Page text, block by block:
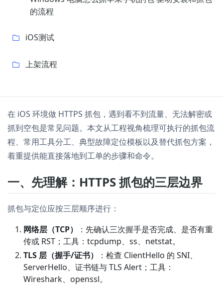
的流程
iOS测试
上架流程
在 iOS 环境做 HTTPS 抓包，遇到看不到流量、无法解密或
抓到空包是常见问题。本文从工程视角梳理可执行的抓包流
程、常用工具分工、典型故障定位模板以及替代抓包方案，
着重提供能直接落地到工单的步骤和命令。
一、先理解：HTTPS 抓包的三层边界
抓包与定位应按三层顺序进行：
网络层（TCP）
：先确认三次握手是否完成、是否有重
传或 RST；工具：tcpdump、ss、netstat。
TLS 层（握手/证书）
：检查 ClientHello 的 SNI、
ServerHello、证书链与 TLS Alert；工具：
Wireshark、openssl。